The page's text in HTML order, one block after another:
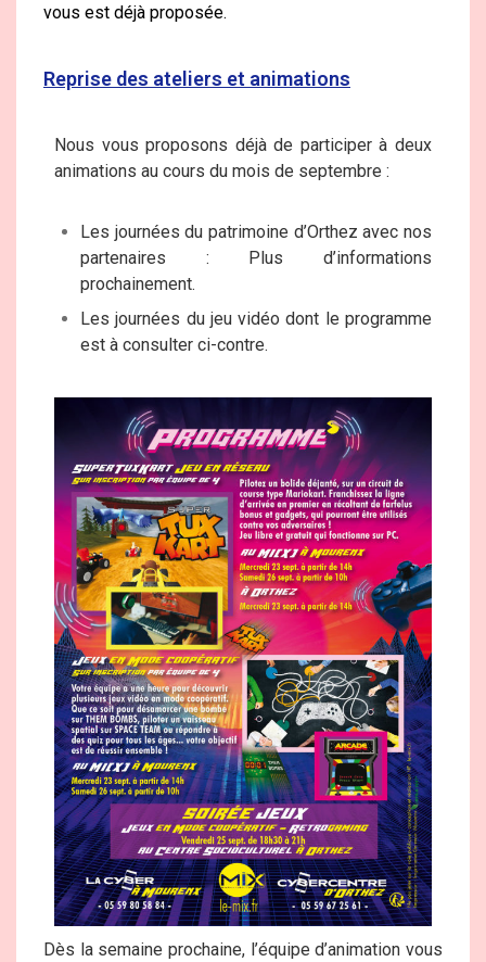
vous est déjà proposée.
Reprise des ateliers et animations
Nous vous proposons déjà de participer à deux
animations au cours du mois de septembre :
Les journées du patrimoine d’Orthez avec nos
partenaires : Plus d’informations
prochainement.
Les journées du jeu vidéo dont le programme
est à consulter ci-contre.
Dès la semaine prochaine, l’équipe d’animation vous